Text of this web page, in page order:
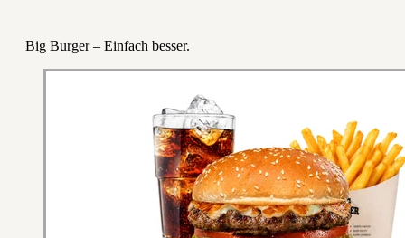
Big Burger – Einfach besser.